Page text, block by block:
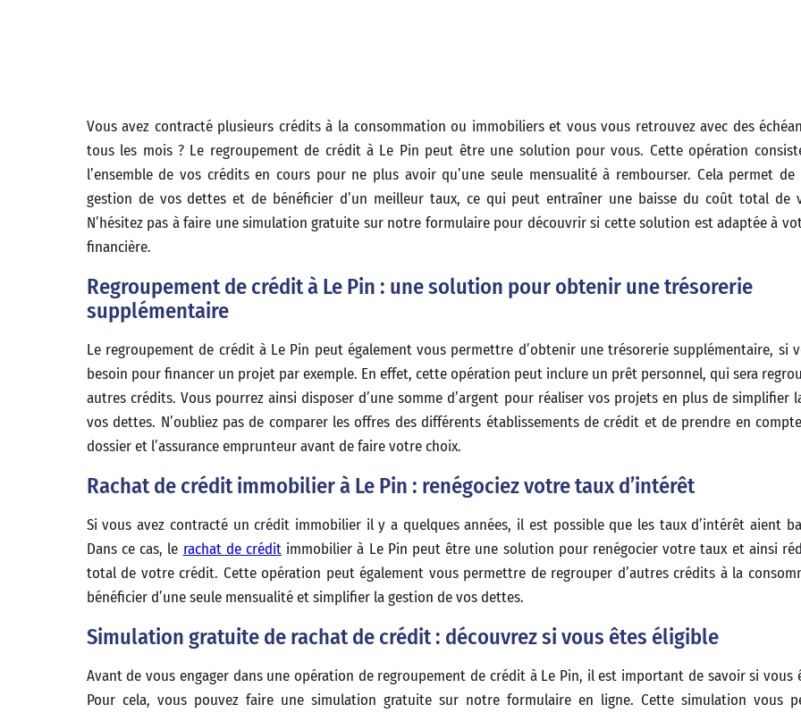
Vous avez contracté plusieurs crédits à la consommation ou immobiliers et vous vous retrouvez avec des
tous les mois ? Le regroupement de crédit à Le Pin peut être une solution pour vous. Cette opération
l’ensemble de vos crédits en cours pour ne plus avoir qu’une seule mensualité à rembourser. Cela permet
gestion de vos dettes et de bénéficier d’un meilleur taux, ce qui peut entraîner une baisse du coût total de
N’hésitez pas à faire une simulation gratuite sur notre formulaire pour découvrir si cette solution est adaptée à
financière.
Regroupement de crédit à Le Pin : une solution pour obtenir une trésorerie
supplémentaire
Le regroupement de crédit à Le Pin peut également vous permettre d’obtenir une trésorerie supplémentaire, si
besoin pour financer un projet par exemple. En effet, cette opération peut inclure un prêt personnel, qui sera
autres crédits. Vous pourrez ainsi disposer d’une somme d’argent pour réaliser vos projets en plus de simplifier
vos dettes. N’oubliez pas de comparer les offres des différents établissements de crédit et de prendre en
dossier et l’assurance emprunteur avant de faire votre choix.
Rachat de crédit immobilier à Le Pin : renégociez votre taux d’intérêt
Si vous avez contracté un crédit immobilier il y a quelques années, il est possible que les taux d’intérêt aient
Dans ce cas, le rachat de créditimmobilier à Le Pin peut être une solution pour renégocier votre taux et ainsi
total de votre crédit. Cette opération peut également vous permettre de regrouper d’autres crédits à la
bénéficier d’une seule mensualité et simplifier la gestion de vos dettes.
Simulation gratuite de rachat de crédit : découvrez si vous êtes éligible
Avant de vous engager dans une opération de regroupement de crédit à Le Pin, il est important de savoir si vous
Pour cela, vous pouvez faire une simulation gratuite sur notre formulaire en ligne. Cette simulation vous